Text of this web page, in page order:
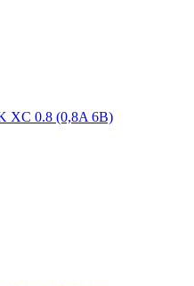
XC 0.8 (0,8A 6В)